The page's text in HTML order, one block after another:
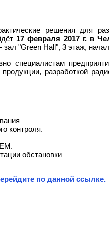
решения для
17 февраля 2017 г. в
"Green Hall", 3 этаж,
специалистам
продукции, разработкой
контроля.
обстановки
по данной ссылке.